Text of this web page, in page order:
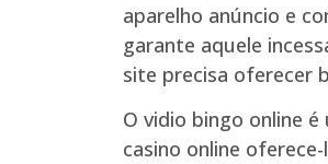
aparelho anúncio e
garante aquele
site precisa oferecer
O vidio bingo online
casino online